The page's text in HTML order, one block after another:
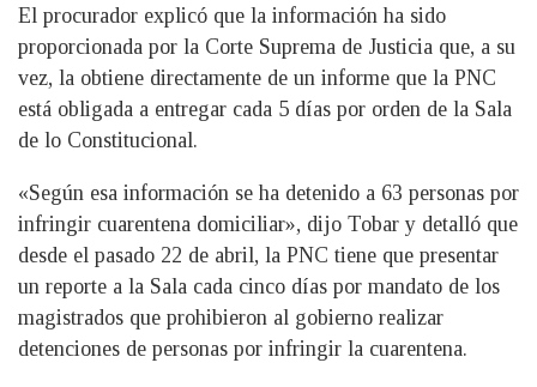
El procurador explicó que la información ha sido
proporcionada por la Corte Suprema de Justicia que, a su
vez, la obtiene directamente de un informe que la PNC
está obligada a entregar cada 5 días por orden de la Sala
de lo Constitucional.
«Según esa información se ha detenido a 63 personas por
infringir cuarentena domiciliar», dijo Tobar y detalló que
desde el pasado 22 de abril, la PNC tiene que presentar
un reporte a la Sala cada cinco días por mandato de los
magistrados que prohibieron al gobierno realizar
detenciones de personas por infringir la cuarentena.